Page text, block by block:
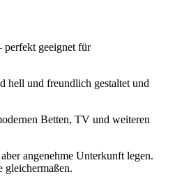
perfekt geeignet für
hell und freundlich gestaltet und
Betten, TV und weiteren
angenehme Unterkunft legen.
gleichermaßen.